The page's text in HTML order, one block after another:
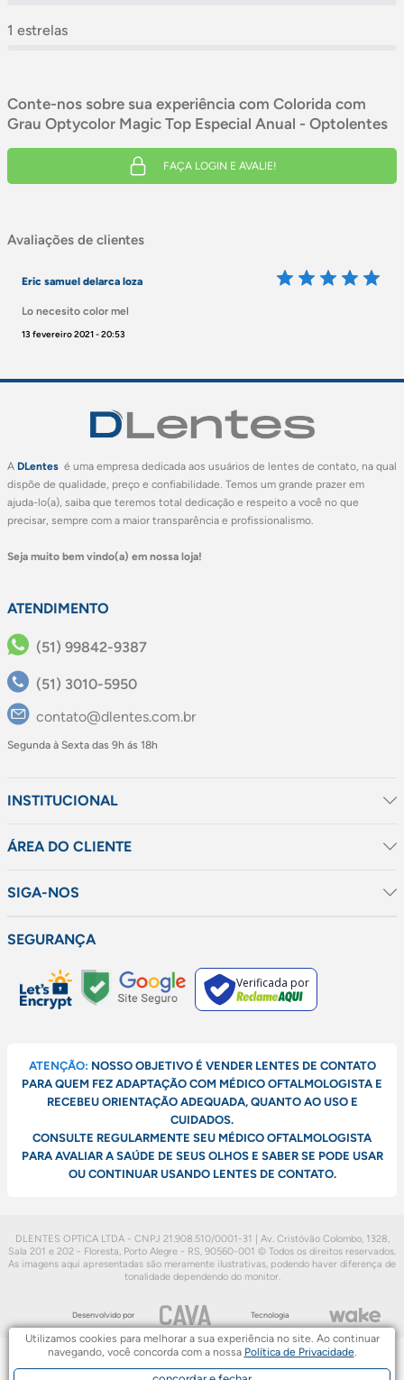
1 estrelas
Conte-nos sobre sua experiência com Colorida com
Grau Optycolor Magic Top Especial Anual - Optolentes
FAÇA LOGIN E AVALIE!
Avaliações de clientes
Eric samuel delarca loza
Lo necesito color mel
13 fevereiro 2021 - 20:53
A DLentes é uma empresa dedicada aos usuários de lentes de contato, na qual
dispõe de qualidade, preço e confiabilidade. Temos um grande prazer em
ajuda-lo(a), saiba que teremos total dedicação e respeito a você no que
precisar, sempre com a maior transparência e profissionalismo.
Seja muito bem vindo(a) em nossa loja!
ATENDIMENTO
(51) 99842-9387
(51) 3010-5950
contato@dlentes.com.br
Segunda à Sexta das 9h ás 18h
INSTITUCIONAL
ÁREA DO CLIENTE
SIGA-NOS
SEGURANÇA
Verificada por
ATENÇÃO: NOSSO OBJETIVO É VENDER LENTES DE CONTATO
PARA QUEM FEZ ADAPTAÇÃO COM MÉDICO OFTALMOLOGISTA E
RECEBEU ORIENTAÇÃO ADEQUADA, QUANTO AO USO E
CUIDADOS.
CONSULTE REGULARMENTE SEU MÉDICO OFTALMOLOGISTA
PARA AVALIAR A SAÚDE DE SEUS OLHOS E SABER SE PODE USAR
OU CONTINUAR USANDO LENTES DE CONTATO.
DLENTES OPTICA LTDA - CNPJ 21.908.510/0001-31 | Av. Cristóvão Colombo, 1328,
Sala 201 e 202 - Floresta, Porto Alegre - RS, 90560-001 © Todos os direitos reservados.
As imagens aqui apresentadas são meramente ilustrativas, podendo haver diferença de
tonalidade dependendo do monitor.
Desenvolvido por Tecnologia
Utilizamos cookies para melhorar a sua experiência no site. Ao continuar
navegando, você concorda com a nossa Política de Privacidade.